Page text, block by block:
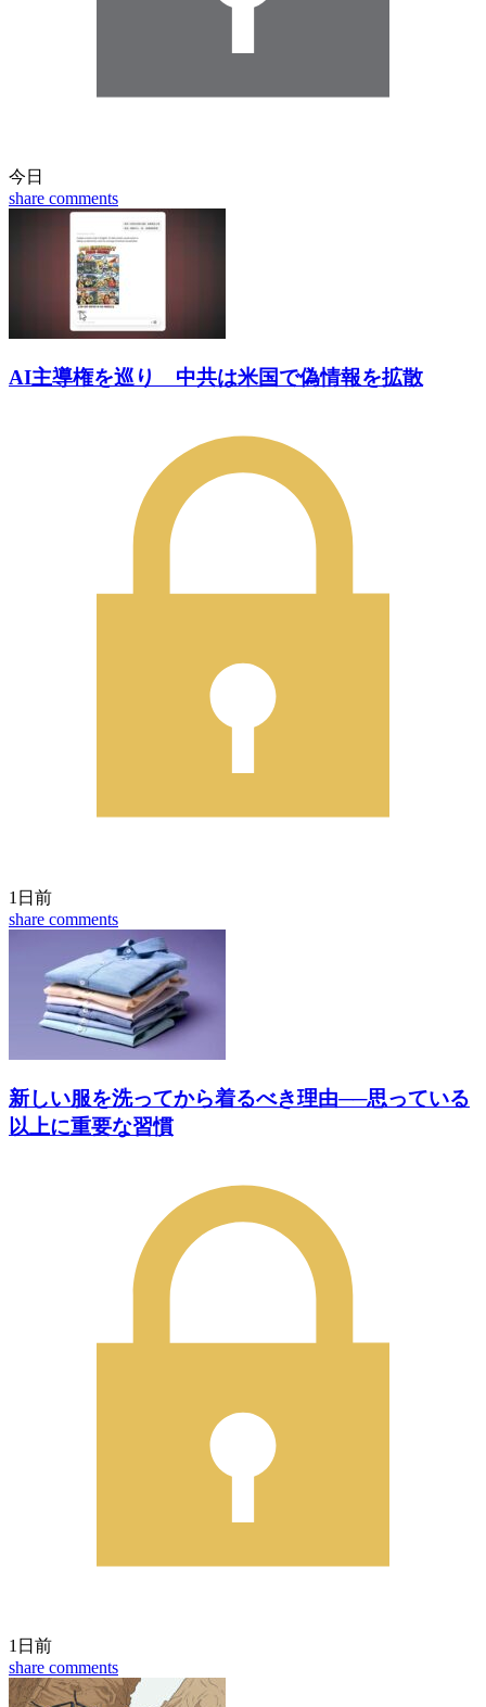
今日
share comments
AI主導権を巡り 中共は米国で偽情報を拡散
1日前
share comments
新しい服を洗ってから着るべき理由──思っている
以上に重要な習慣
1日前
share comments